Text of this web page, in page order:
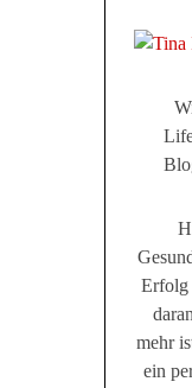
Erfolg
mehr
ein